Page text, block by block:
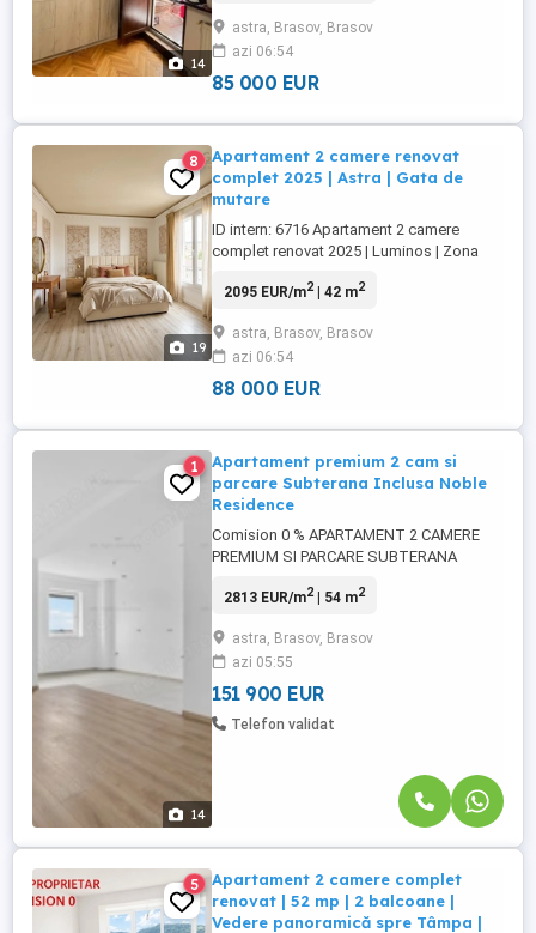
14
excelenta. Caracteristici principale: Etaj 4 4
Suprafata totala: 54 mp Compartimentare
decomandata, ...
astra, Brasov, Brasov
azi 06:54
85 000 EUR
19
8
Apartament 2 camere renovat
complet 2025 | Astra | Gata de
mutare
ID intern: 6716 Apartament 2 camere
complet renovat 2025 | Luminos | Zona
investitie Sugestie de amenajare -
prezentam un apartament de 2 camere
situat in cartierul Astra ndash; intr-o zona
apreciata pentru liniste, accesibilitate ...
2095 EUR/m2| 42 m2
astra, Brasov, Brasov
azi 06:54
88 000 EUR
14
1
Apartament premium 2 cam si
parcare Subterana Inclusa Noble
Residence
Comision 0 % APARTAMENT 2 CAMERE
PREMIUM SI PARCARE SUBTERANA
de Urban Plaza | Etaj 3, An 2025 | Brasov
cartierul Astra mdash; la cateva sute de
metri de ansamblul Urban Plaza si de
noua zona premium care se dezvolta pe ...
2813 EUR/m2| 54 m2
astra, Brasov, Brasov
azi 05:55
151 900 EUR
Telefon validat
5
Apartament 2 camere complet
renovat | 52 mp | 2 balcoane |
Vedere panoramică spre Tâmpa |